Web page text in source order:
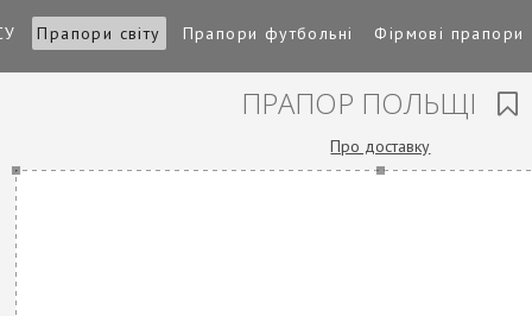
Прапори світу Прапори футбольні Фірмові прапори
ПРАПОР ПОЛЬЩІ
Про доставку